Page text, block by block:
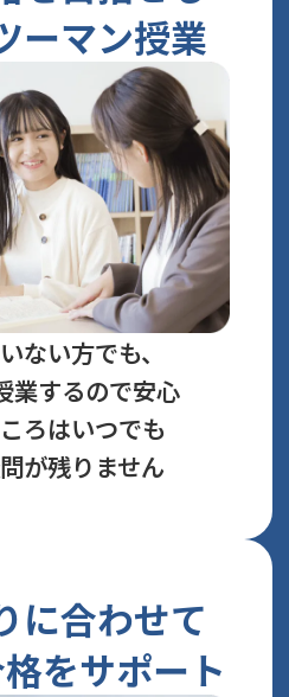
ーマン授業
ない方でも、
業するので安心
ろはいつでも
が残りません
に合わせて
をサポート